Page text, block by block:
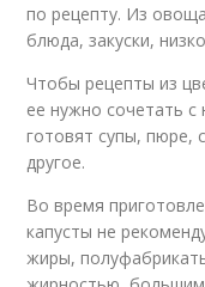
по рецепту. Из
блюда, закуски,
Чтобы рецепты из
ее нужно сочетать
готовят супы, пюре,
другое.
Во время
капусты не
жиры,